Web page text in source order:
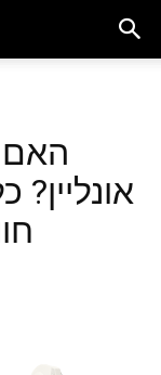
האם